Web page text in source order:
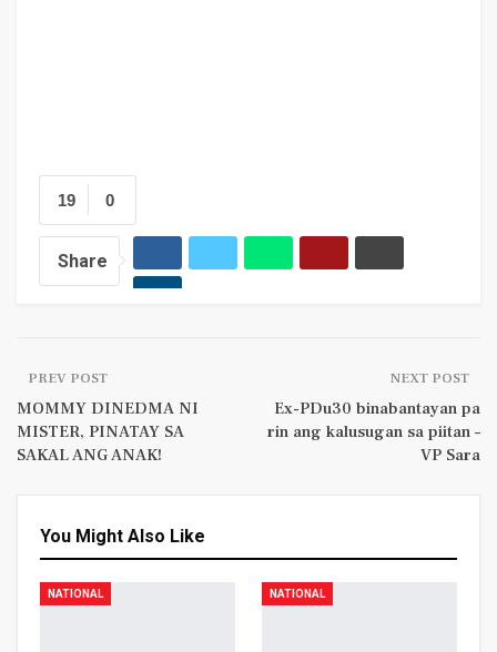
0
19
Share
PREV POST
MOMMY DINEDMA NI
MISTER, PINATAY SA
SAKAL ANG ANAK!
NEXT POST
Ex-PDu30 binabantayan pa
rin ang kalusugan sa piitan –
VP Sara
You Might Also Like
NATIONAL NATIONAL